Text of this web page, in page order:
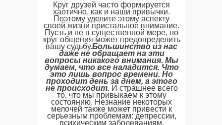
Круг друзей часто формируется
хаотично, как и наши привычки.
Поэтому уделите этому аспекту
своей жизни пристальное внимание.
Пусть и не в существенной мере, но
круг общения может предопределить
вашу судьбу.Большинство из нас
даже не обращает на эти
вопросы никакого внимания. Мы
думаем, что все наладится. Что
это лишь вопрос времени. Но
проходит день за днем, а этого
не происходит. И страшнее всего
то, что мы привыкаем к этому
состоянию. Незнание некоторых
мелочей также может привести к
серьезным проблемам: депрессии,
психическим заболеваниям,